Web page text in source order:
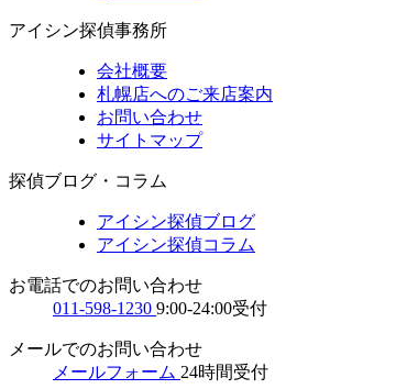
アイシン探偵事務所
会社概要
札幌店へのご来店案内
お問い合わせ
サイトマップ
探偵ブログ・コラム
アイシン探偵ブログ
アイシン探偵コラム
お電話でのお問い合わせ
011-598-1230 9:00-24:00受付
メールでのお問い合わせ
メールフォーム 24時間受付